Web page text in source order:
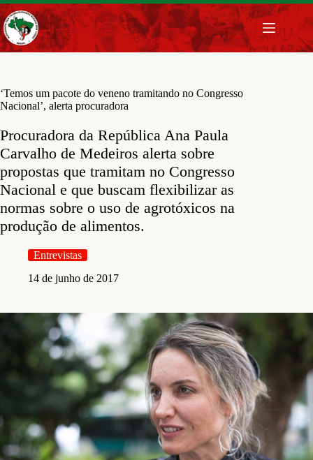
Pular
para
o
conteúdo
‘Temos um pacote do veneno tramitando no Congresso
Nacional’, alerta procuradora
Procuradora da República Ana Paula
Carvalho de Medeiros alerta sobre
propostas que tramitam no Congresso
Nacional e que buscam flexibilizar as
normas sobre o uso de agrotóxicos na
produção de alimentos.
Entrevistas
14 de junho de 2017